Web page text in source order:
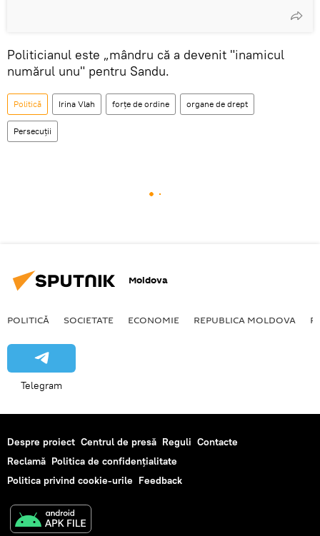
Politicianul este „mândru că a devenit "inamicul
numărul unu" pentru Sandu.
Politică Irina Vlah forțe de ordine organe de drept
Persecuții
Moldova
POLITICĂ SOCIETATE ECONOMIE REPUBLICA MOLDOVA
Telegram
Despre proiect Centrul de presă Reguli Contacte
Reclamă Politica de confidențialitate
Politica privind cookie-urile Feedback